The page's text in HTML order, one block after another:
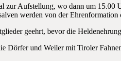
Aufstellung, wo dann um 15.00
werden von der Ehrenformation
geehrt, bevor die
Dörfer und Weiler mit Tiroler